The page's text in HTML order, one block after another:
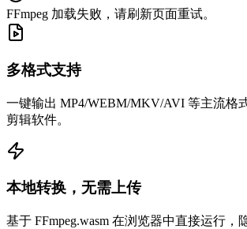
FFmpeg 加载失败，请刷新页面重试。
多格式支持
一键输出 MP4/WEBM/MKV/AVI 等主流格
剪辑软件。
本地转换，无需上传
基于 FFmpeg.wasm 在浏览器中直接运行，